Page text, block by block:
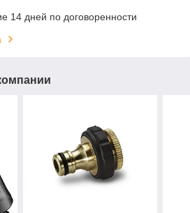
14 дней по договоренности